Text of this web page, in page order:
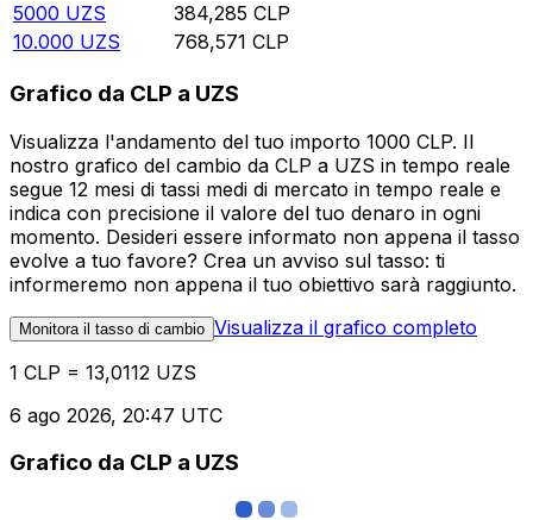
5000 UZS 384,285 CLP
10.000 UZS 768,571 CLP
Grafico da CLP a UZS
Visualizza l'andamento del tuo importo 1000 CLP. Il
nostro grafico del cambio da CLP a UZS in tempo reale
segue 12 mesi di tassi medi di mercato in tempo reale e
indica con precisione il valore del tuo denaro in ogni
momento. Desideri essere informato non appena il tasso
evolve a tuo favore? Crea un avviso sul tasso: ti
informeremo non appena il tuo obiettivo sarà raggiunto.
Monitora il tasso di cambio Visualizza il grafico completo
1 CLP = 13,0112 UZS
6 ago 2026, 20:47 UTC
Grafico da CLP a UZS